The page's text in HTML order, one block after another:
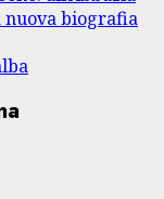
nuova biografia